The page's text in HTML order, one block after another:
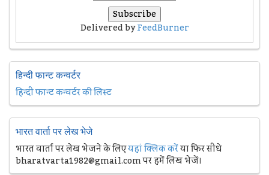
Delivered byFeedBurner
हिन्दी फान्ट कन्वर्टर
हिन्दी फान्ट कन्वर्टर की लिस्ट
भारत वार्ता पर लेख भेजे
भारत वार्ता पर लेख भेजने के लिएयहां क्लिक करेंया फिर सीधे
bharatvarta1982@gmail.com पर हमें लिख भेजें।